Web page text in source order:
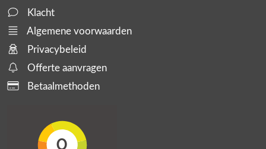
Klacht
Algemene voorwaarden
Privacybeleid
Offerte aanvragen
Betaalmethoden